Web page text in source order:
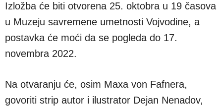
Izložba će biti otvorena 25. oktobra u 19 časova
u Muzeju savremene umetnosti Vojvodine, a
postavka će moći da se pogleda do 17.
novembra 2022.
Na otvaranju će, osim Maxa von Fafnera,
govoriti strip autor i ilustrator Dejan Nenadov,